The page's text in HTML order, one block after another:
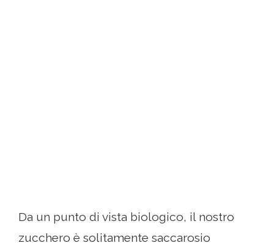
Da un punto di vista biologico, il nostro
zucchero è solitamente saccarosio